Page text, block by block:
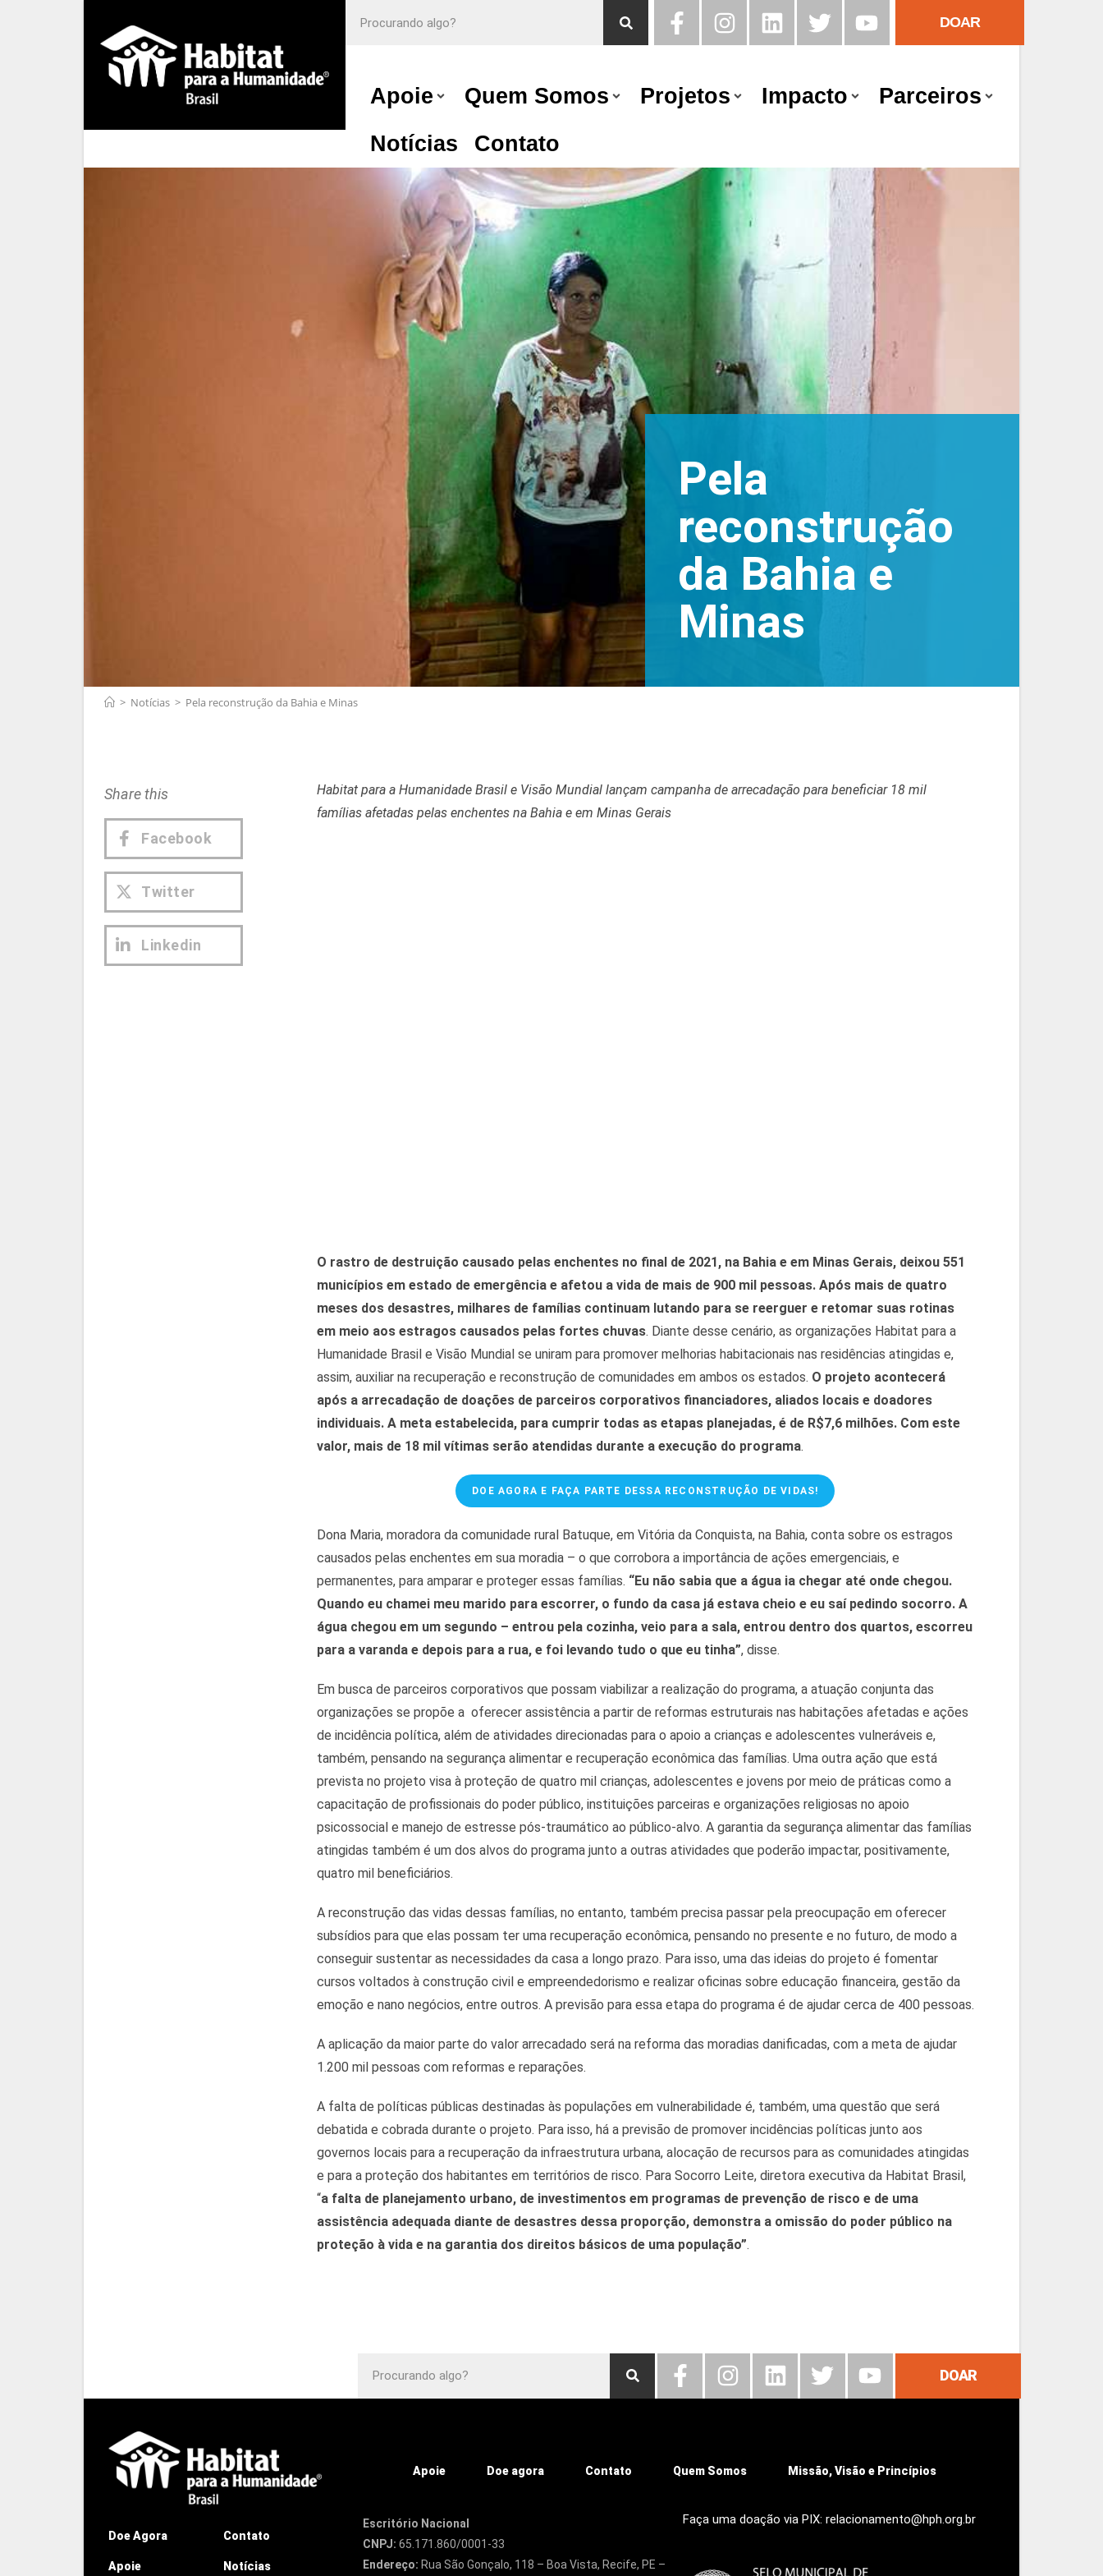
DOAR
Apoie Quem Somos Projetos Impacto
Parceiros
Notícias
Contato
Pela
reconstrução
da Bahia e
Minas
> Notícias > Pela reconstrução da Bahia e Minas
Share this
Facebook
Twitter
Linkedin
Habitat para a Humanidade Brasil e Visão Mundial lançam campanha de arrecadação para beneficiar 18 mil
famílias afetadas pelas enchentes na Bahia e em Minas Gerais
O rastro de destruição causado pelas enchentes no final de 2021, na Bahia e em Minas Gerais, deixou 551
municípios em estado de emergência e afetou a vida de mais de 900 mil pessoas. Após mais de quatro
meses dos desastres, milhares de famílias continuam lutando para se reerguer e retomar suas rotinas
em meio aos estragos causados pelas fortes chuvas. Diante desse cenário, as organizações Habitat para a
Humanidade Brasil e Visão Mundial se uniram para promover melhorias habitacionais nas residências atingidas e,
assim, auxiliar na recuperação e reconstrução de comunidades em ambos os estados. O projeto acontecerá
após a arrecadação de doações de parceiros corporativos financiadores, aliados locais e doadores
individuais. A meta estabelecida, para cumprir todas as etapas planejadas, é de R$7,6 milhões. Com este
valor, mais de 18 mil vítimas serão atendidas durante a execução do programa.
DOE AGORA E FAÇA PARTE DESSA RECONSTRUÇÃO DE VIDAS!
Dona Maria, moradora da comunidade rural Batuque, em Vitória da Conquista, na Bahia, conta sobre os estragos
causados pelas enchentes em sua moradia – o que corrobora a importância de ações emergenciais, e
permanentes, para amparar e proteger essas famílias. “Eu não sabia que a água ia chegar até onde chegou.
Quando eu chamei meu marido para escorrer, o fundo da casa já estava cheio e eu saí pedindo socorro. A
água chegou em um segundo – entrou pela cozinha, veio para a sala, entrou dentro dos quartos, escorreu
para a varanda e depois para a rua, e foi levando tudo o que eu tinha”, disse.
Em busca de parceiros corporativos que possam viabilizar a realização do programa, a atuação conjunta das
organizações se propõe a oferecer assistência a partir de reformas estruturais nas habitações afetadas e ações
de incidência política, além de atividades direcionadas para o apoio a crianças e adolescentes vulneráveis e,
também, pensando na segurança alimentar e recuperação econômica das famílias. Uma outra ação que está
prevista no projeto visa à proteção de quatro mil crianças, adolescentes e jovens por meio de práticas como a
capacitação de profissionais do poder público, instituições parceiras e organizações religiosas no apoio
psicossocial e manejo de estresse pós-traumático ao público-alvo. A garantia da segurança alimentar das famílias
atingidas também é um dos alvos do programa junto a outras atividades que poderão impactar, positivamente,
quatro mil beneficiários.
A reconstrução das vidas dessas famílias, no entanto, também precisa passar pela preocupação em oferecer
subsídios para que elas possam ter uma recuperação econômica, pensando no presente e no futuro, de modo a
conseguir sustentar as necessidades da casa a longo prazo. Para isso, uma das ideias do projeto é fomentar
cursos voltados à construção civil e empreendedorismo e realizar oficinas sobre educação financeira, gestão da
emoção e nano negócios, entre outros. A previsão para essa etapa do programa é de ajudar cerca de 400 pessoas.
A aplicação da maior parte do valor arrecadado será na reforma das moradias danificadas, com a meta de ajudar
1.200 mil pessoas com reformas e reparações.
A falta de políticas públicas destinadas às populações em vulnerabilidade é, também, uma questão que será
debatida e cobrada durante o projeto. Para isso, há a previsão de promover incidências políticas junto aos
governos locais para a recuperação da infraestrutura urbana, alocação de recursos para as comunidades atingidas
e para a proteção dos habitantes em territórios de risco. Para Socorro Leite, diretora executiva da Habitat Brasil,
“a falta de planejamento urbano, de investimentos em programas de prevenção de risco e de uma
assistência adequada diante de desastres dessa proporção, demonstra a omissão do poder público na
proteção à vida e na garantia dos direitos básicos de uma população”.
DOAR
Doe Agora
Apoie
Contato
Notícias
Apoie Doe agora Contato Quem Somos Missão, Visão e Princípios
Escritório Nacional
CNPJ: 65.171.860/0001-33
Endereço: Rua São Gonçalo, 118 – Boa Vista, Recife, PE –
Faça uma doação via PIX: relacionamento@hph.org.br